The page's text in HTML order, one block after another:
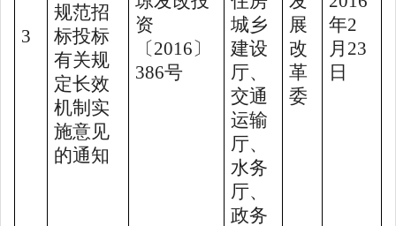
3
规范招
标投标
有关规
定长效
机制实
施意见
的通知
资
〔2016〕
386号
城乡
建设
厅、
交通
运输
厅、
水务
厅、
政务
展
改
革
委
年2
月 23
日